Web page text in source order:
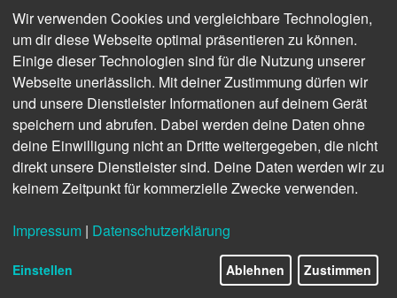
Time in der gemütlichen und stilvollen Lobby des
Hotels zu genießen und interessanten Vorträgen zu
lauschen. Im wundervollen Ambiente des Hotel
ATLANTIC Hamburg lässt sich fast vergessen, dass die
Tea Time an Land und nicht an Bord einer der Cunard
Queens stattfindet …
Wir verwenden Cookies und vergleichbare Technologien,
um dir diese Webseite optimal präsentieren zu können.
Einige dieser Technologien sind für die Nutzung unserer
Webseite unerlässlich. Mit deiner Zustimmung dürfen wir
und unsere Dienstleister Informationen auf deinem Gerät
speichern und abrufen. Dabei werden deine Daten ohne
deine Einwilligung nicht an Dritte weitergegeben, die nicht
direkt unsere Dienstleister sind. Deine Daten werden wir zu
keinem Zeitpunkt für kommerzielle Zwecke verwenden.
Impressum | Datenschutzerklärung
Einstellen Ablehnen Zustimmen